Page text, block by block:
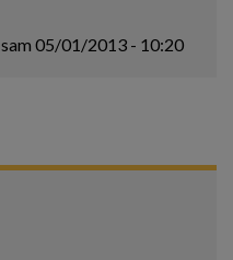
sam 05/01/2013 - 10:20